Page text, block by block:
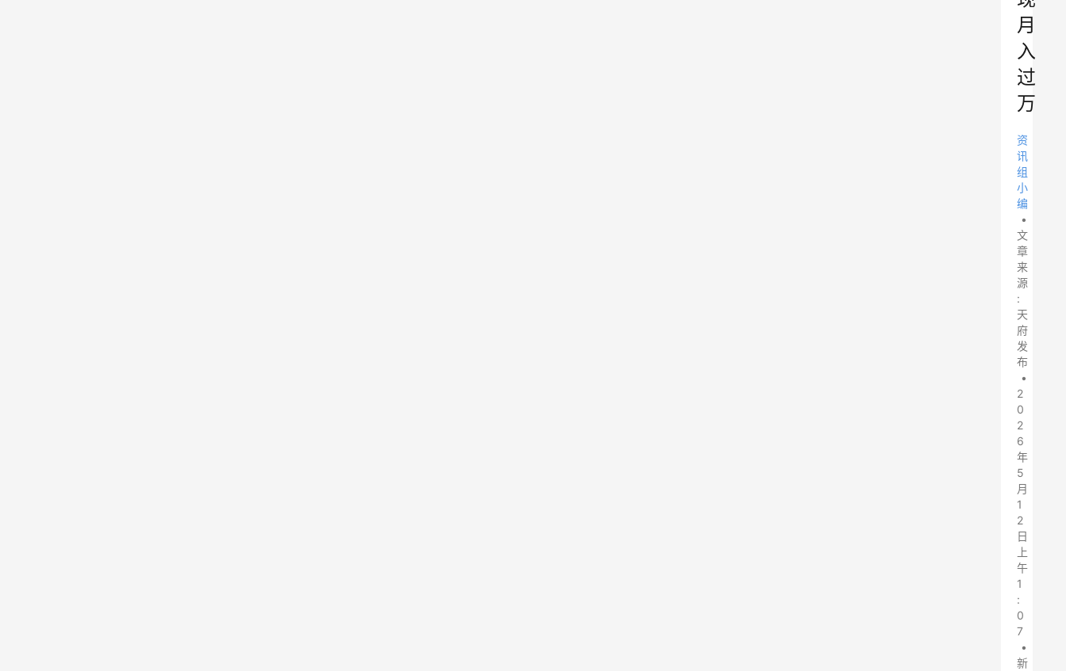
月
入
过
万
资
讯
组
小
编
•
文
章
来
源
:
天
府
发
布
•
2
0
2
6
年
5
月
1
2
日
上
午
1
:
0
7
•
新